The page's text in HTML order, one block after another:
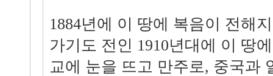
1884년에 이 땅에 복음이 전해
가기도 전인 1910년대에 이 땅
교에 눈을 뜨고 만주로, 중국과